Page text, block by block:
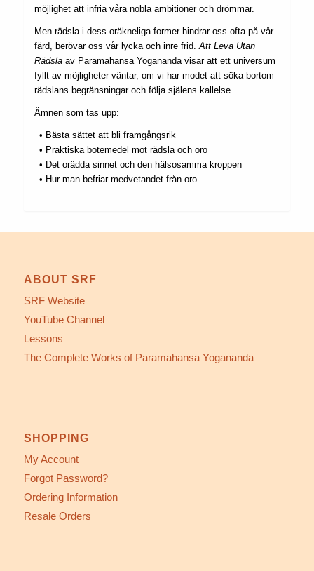
möjlighet att infria våra nobla ambitioner och drömmar.
Men rädsla i dess oräkneliga former hindrar oss ofta på vår
färd, berövar oss vår lycka och inre frid.Att Leva Utan
Rädslaav Paramahansa Yogananda visar att ett universum
fyllt av möjligheter väntar, om vi har modet att söka bortom
rädslans begränsningar och följa själens kallelse.
Ämnen som tas upp:
• Bästa sättet att bli framgångsrik
• Praktiska botemedel mot rädsla och oro
• Det orädda sinnet och den hälsosamma kroppen
• Hur man befriar medvetandet från oro
ABOUT SRF
SRF Website
YouTube Channel
Lessons
The Complete Works of Paramahansa Yogananda
SHOPPING
My Account
Forgot Password?
Ordering Information
Resale Orders